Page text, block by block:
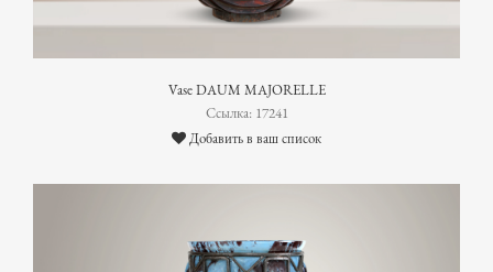
Vase DAUM MAJORELLE
Ссылка: 17241
Добавить в ваш список